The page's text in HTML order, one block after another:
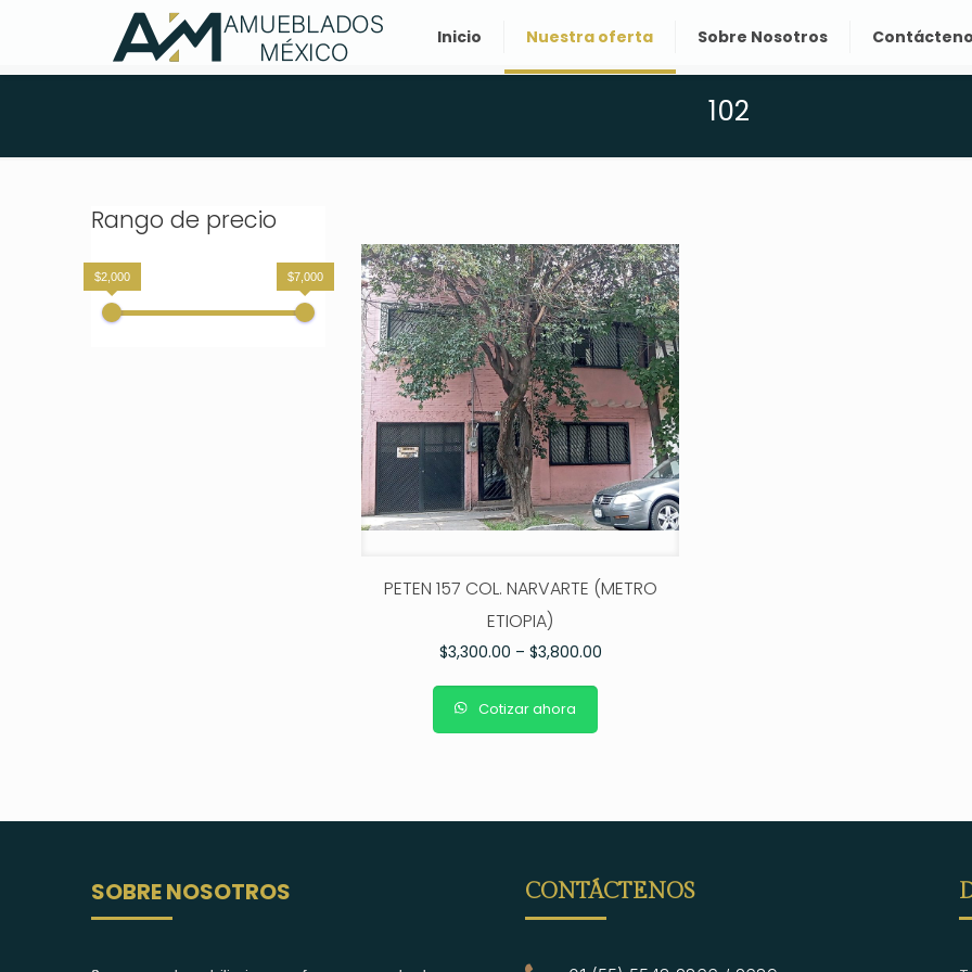
Inicio Nuestra oferta Sobre Nosotros
102
Rango de precio
$2,000 $7,000
PETEN 157 COL. NARVARTE (METRO
ETIOPIA)
$3,300.00 – $3,800.00
Cotizar ahora
SOBRE NOSOTROS CONTÁCTENOS